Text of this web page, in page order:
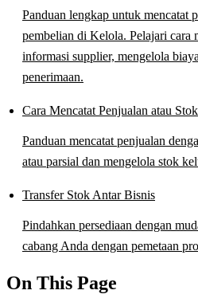
Panduan lengkap untuk mencatat
pembelian di Kelola. Pelajari cara
informasi supplier, mengelola
penerimaan.
Cara Mencatat Penjualan atau
Panduan mencatat penjualan
atau parsial dan mengelola stok
Transfer Stok Antar Bisnis
Pindahkan persediaan dengan
cabang Anda dengan pemetaan
On This Page